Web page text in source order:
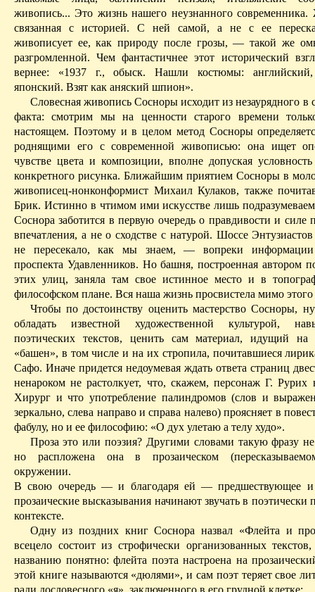
живопись... Это жизнь нашего неузнанного современника.
связанная с историей. С ней самой, а не с ее
живописует ее, как природу после грозы, — такой же
разгромленной. Чем фантастичнее этот исторический
вернее: «1937 г., обыск. Нашли костюмы:
японский. Взят как аняский шпион».
Словесная живопись Сосноры исходит из незаурядного в
факта: смотрим мы на ценности старого времени
настоящем. Поэтому и в целом метод Сосноры
роднящими его с современной живописью: она ищет
чувстве цвета и композиции, вполне допуская
конкретного рисунка. Ближайшим приятием Сосноры в
живописец-нонконформист Михаил Кулаков, также
Брик. Истинно в чтимом ими искусстве лишь
Соснора заботится в первую очередь о правдивости и силе
впечатления, а не о сходстве с натурой. Шоссе
не пересекало, как мы знаем, — вопреки
проспекта Удавленников. Но башня, построенная автором
этих улиц, заняла там свое истинное место и в
философском плане. Вся наша жизнь просвистела мимо этого
Чтобы по достоинству оценить мастерство Сосноры,
обладать известной художественной культурой,
поэтических текстов, ценить сам материал, идущий на
«башен», в том числе и на их стропила, почитавшиеся
Сафо. Иначе придется недоумевая ждать ответа страниц
ненароком не растолкует, что, скажем, персонаж Г. Рурих
Хирург и что употребление палиндромов (слов и
зеркально, слева направо и справа налево) проясняет в
фабулу, но и ее философию: «О дух улетаю а телу худо».
Проза это или поэзия? Другими словами такую фразу
но распложена она в прозаическом
окружении.
В свою очередь — и благодаря ей — предшествующее и
прозаические высказывания начинают звучать в поэтически
кон­тексте.
Одну из поздних книг Соснора назвал «Флейта и
всецело состоит из строфически организованных
названию понятно: флейта поэта настроена на
этой книге называются «дюлями», и сам поэт теряет свое
ради дословесного «я», заключенного в его грудной клетке: